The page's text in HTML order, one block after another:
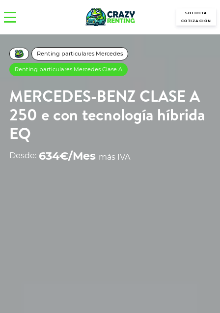
SOLICITA
COTIZACIÓN
Renting particulares Mercedes
Renting particulares Mercedes Clase A
MERCEDES-BENZ CLASE A
250 e con tecnología híbrida
EQ
Desde: 634€/Mes más IVA